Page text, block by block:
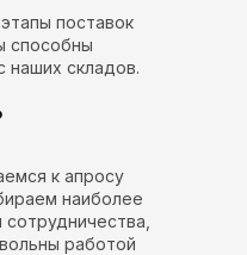
поставок
способны
наших складов.
к апросу
наиболее
работой